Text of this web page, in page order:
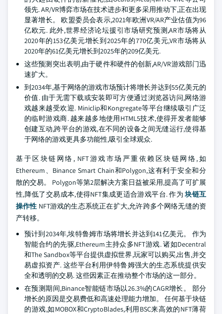
领先. AR/VR博弈市场在技术进步和更多采用推动下,正在出现
显著增长。 欧盟委员会表示,2021年欧洲VR/AR产业估值为96
亿欧元. 此外,世界经济论坛援引市场研究预测,AR市场将从
2020年的153亿美元增长到2025年的770亿美元,VR市场将从
2020年的61亿美元增长到2025年的209亿美元.
这些预测突出表明,由于硬件和硬件的创新,AR/VR游戏部门迅
速扩大。
到2034年,基于网络的游戏市场预计将增长并达到55亿美元的
价值. 由于无需下载或安装即可方便通过浏览器访问,网络游
戏越来越受欢迎. Miniclip和Kongregate等平台继续吸引广泛
的临时游戏商. 越来越多地使用HTML5技术,使得开发者能够
创建互动,跨平台的游戏,在不同的设备之间无缝运行,使得基
于网络的游戏更具多功能性,吸引全球观众.
基于区块链网络, NFT游戏市场严重依赖区块链网络,如
Ethereum、Binance Smart Chain和Polygon,这有利于安全和分
散的交易。 Polygon等第2层解决方案日益被采用,提高了可扩展
性,降低了交易成本,使得NFT集成更适合游戏平台. 作为块链互
操作性 NFT游戏的生态系统正在扩大,允许跨多个网络无缝的资
产转移。
预计到2034年,埃特鲁姆市场将增长并达到141亿美元。 作为
智能合约的先驱,Ethereum主持众多NFT游戏. 诸如Decentral
和The Sandbox等平台提供虚拟世界,玩家可以购买,出售,并交
易虚拟资产. 这些平台利用伊特鲁姆强大的生态系统提供安
全和透明的交易. 这些因素正在推动整个市场的这一部分。
在预测期间,Binance智能链市场以26.3%的CAGR增长。 部分
增长的原因是交易费低和高速处理能力增加。 任何基于块链
的游戏,如MOBOX和CryptoBlades,利用BSC来高效的NFT薄荷